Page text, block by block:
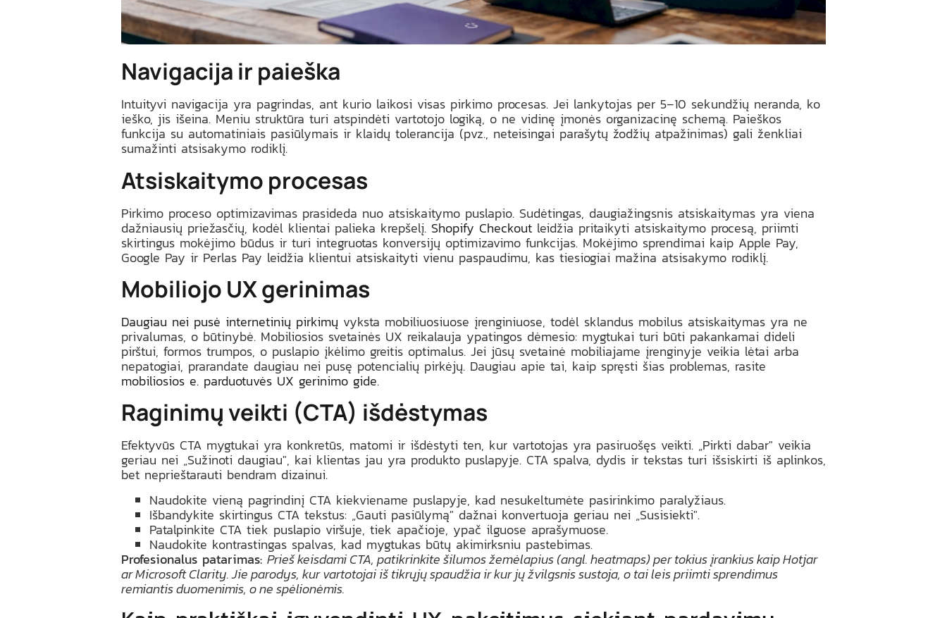
Navigacija ir paieška
Intuityvi navigacija yra pagrindas, ant kurio laikosi visas pirkimo procesas. Jei lankytojas per 5–10 sekundžių neranda, ko
ieško, jis išeina. Meniu struktūra turi atspindėti vartotojo logiką, o ne vidinę įmonės organizacinę schemą. Paieškos
funkcija su automatiniais pasiūlymais ir klaidų tolerancija (pvz., neteisingai parašytų žodžių atpažinimas) gali ženkliai
sumažinti atsisakymo rodiklį.
Atsiskaitymo procesas
Pirkimo proceso optimizavimas prasideda nuo atsiskaitymo puslapio. Sudėtingas, daugiažingsnis atsiskaitymas yra viena
dažniausių priežasčių, kodėl klientai palieka krepšelį. Shopify Checkout leidžia pritaikyti atsiskaitymo procesą, priimti
skirtingus mokėjimo būdus ir turi integruotas konversijų optimizavimo funkcijas. Mokėjimo sprendimai kaip Apple Pay,
Google Pay ir Perlas Pay leidžia klientui atsiskaityti vienu paspaudimu, kas tiesiogiai mažina atsisakymo rodiklį.
Mobiliojo UX gerinimas
Daugiau nei pusė internetinių pirkimų vyksta mobiliuosiuose įrenginiuose, todėl sklandus mobilus atsiskaitymas yra ne
privalumas, o būtinybė. Mobiliosios svetainės UX reikalauja ypatingos dėmesio: mygtukai turi būti pakankamai dideli
pirštui, formos trumpos, o puslapio įkėlimo greitis optimalus. Jei jūsų svetainė mobiliajame įrenginyje veikia lėtai arba
nepatogiai, prarandate daugiau nei pusę potencialių pirkėjų. Daugiau apie tai, kaip spręsti šias problemas, rasite
mobiliosios e. parduotuvės UX gerinimo gide.
Raginimų veikti (CTA) išdėstymas
Efektyvūs CTA mygtukai yra konkretūs, matomi ir išdėstyti ten, kur vartotojas yra pasiruošęs veikti. „Pirkti dabar" veikia
geriau nei „Sužinoti daugiau", kai klientas jau yra produkto puslapyje. CTA spalva, dydis ir tekstas turi išsiskirti iš aplinkos,
bet neprieštarauti bendram dizainui.
Naudokite vieną pagrindinį CTA kiekviename puslapyje, kad nesukeltumėte pasirinkimo paralyžiaus.
Išbandykite skirtingus CTA tekstus: „Gauti pasiūlymą" dažnai konvertuoja geriau nei „Susisiekti".
Patalpinkite CTA tiek puslapio viršuje, tiek apačioje, ypač ilguose aprašymuose.
Naudokite kontrastingas spalvas, kad mygtukas būtų akimirksniu pastebimas.
Profesionalus patarimas: Prieš keisdami CTA, patikrinkite šilumos žemėlapius (angl. heatmaps) per tokius įrankius kaip Hotjar
ar Microsoft Clarity. Jie parodys, kur vartotojai iš tikrųjų spaudžia ir kur jų žvilgsnis sustoja, o tai leis priimti sprendimus
remiantis duomenimis, o ne spėlionėmis.